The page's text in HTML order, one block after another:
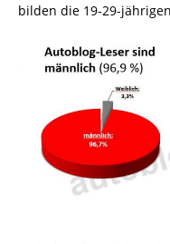
bilden die 19-29-